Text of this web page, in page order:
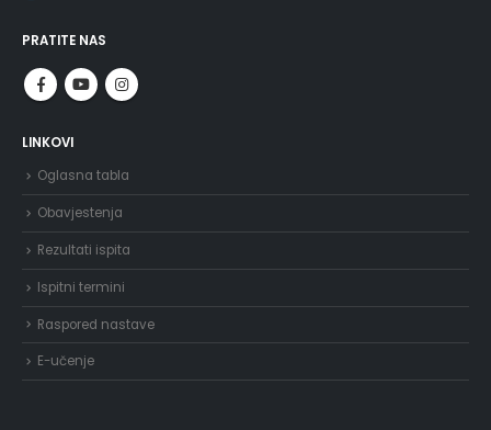
PRATITE NAS
LINKOVI
Oglasna tabla
Obavjestenja
Rezultati ispita
Ispitni termini
Raspored nastave
E-učenje